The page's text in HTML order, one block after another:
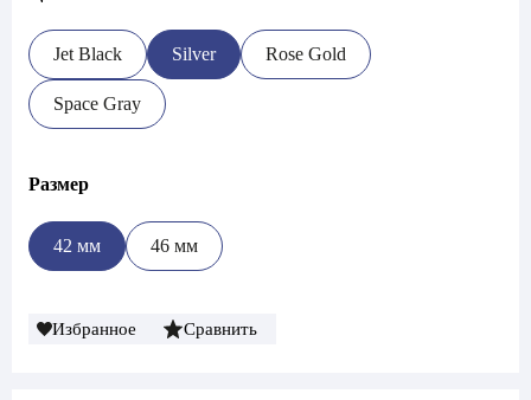
Jet Black Silver Rose Gold
Space Gray
Размер
42 мм 46 мм
Избранное Сравнить